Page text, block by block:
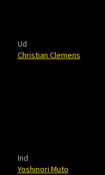
Ud
Christian Clemens
Ind
Yoshinori Muto